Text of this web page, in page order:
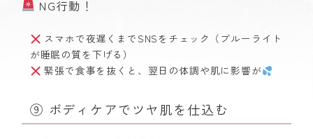
NG行動！
スマホで夜遅くまでSNSをチェック（ブルーライト
が睡眠の質を下げる）
緊張で食事を抜くと、翌日の体調や肌に影響が
⑨ ボディケアでツヤ肌を仕込む